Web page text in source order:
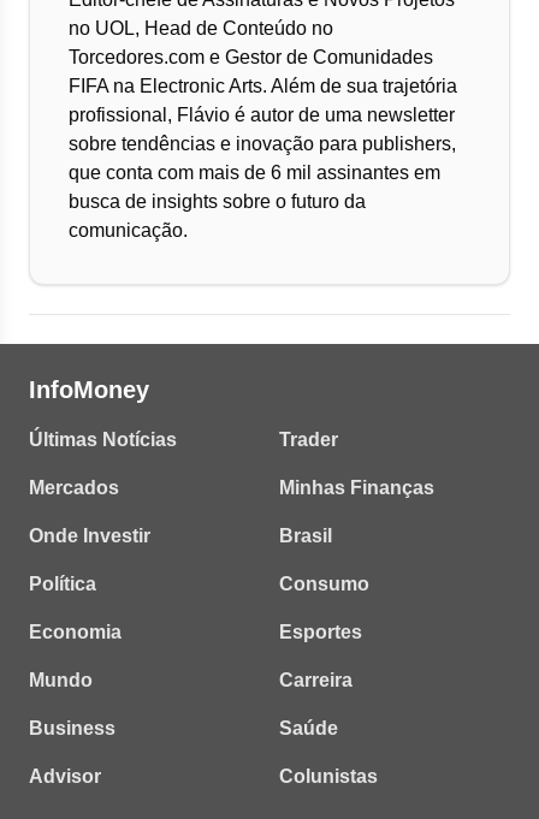
no UOL, Head de Conteúdo no
Torcedores.com e Gestor de Comunidades
FIFA na Electronic Arts. Além de sua trajetória
profissional, Flávio é autor de uma newsletter
sobre tendências e inovação para publishers,
que conta com mais de 6 mil assinantes em
busca de insights sobre o futuro da
comunicação.
InfoMoney
Últimas Notícias
Mercados
Onde Investir
Política
Economia
Mundo
Business
Advisor
Trader
Minhas Finanças
Brasil
Consumo
Esportes
Carreira
Saúde
Colunistas